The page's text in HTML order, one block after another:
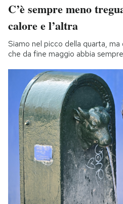
C’è sempre meno
calore e l’altra
Siamo nel picco della quarta,
che da fine maggio abbia